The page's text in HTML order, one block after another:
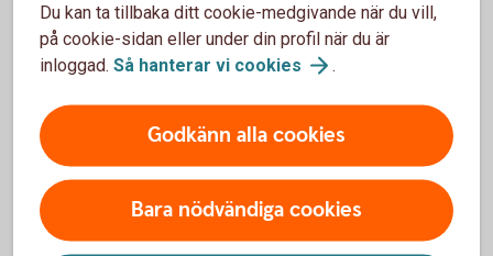
Lär dig mer om hur du kan
skyddadigmotbedragarna.
3 vanliga varningstecken på
bedrägerier
Du kan ta tillbaka ditt cookie-medgivande när du vill,
på cookie-sidan eller under din profil när du är
inloggad. Så hanterar vi cookies .
Godkänn alla cookies
Bara nödvändiga cookies